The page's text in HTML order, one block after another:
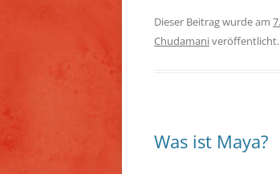
Dieser Beitrag wurde am
Chudamani
Was ist Maya?